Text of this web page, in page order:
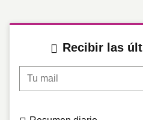
Recibir las
Tu mail